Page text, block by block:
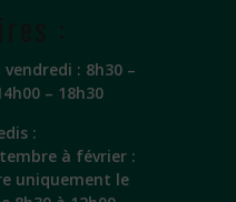
: 8h30 –
– 18h30
:
à février :
uniquement le